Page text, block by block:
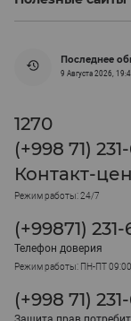
Последнее
9 Августа 2026,
1270
(+998 71)
Контакт-
Режим работы: 24/7
(+99871)
Телефон доверия
Режим работы: ПН-ПТ
(+998 71)